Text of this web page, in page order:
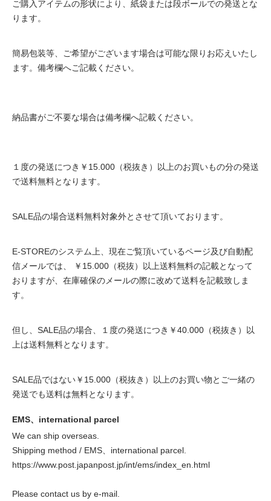
ご購入アイテムの形状により、紙袋または段ボールでの発送とな
ります。
簡易包装等、ご希望がございます場合は可能な限りお応えいたし
ます。備考欄へご記載ください。
納品書がご不要な場合は備考欄へ記載ください。
１度の発送につき￥15.000（税抜き）以上のお買いもの分の発送
で送料無料となります。
SALE品の場合送料無料対象外とさせて頂いております。
E-STOREのシステム上、現在ご覧頂いているページ及び自動配
信メールでは、 ￥15.000（税抜）以上送料無料の記載となって
おりますが、在庫確保のメールの際に改めて送料を記載致しま
す。
但し、SALE品の場合、１度の発送につき￥40.000（税抜き）以
上は送料無料となります。
SALE品ではない￥15.000（税抜き）以上のお買い物とご一緒の
発送でも送料は無料となります。
EMS、international parcel
We can ship overseas.
Shipping method / EMS、international parcel.
https://www.post.japanpost.jp/int/ems/index_en.html
Please contact us by e-mail.